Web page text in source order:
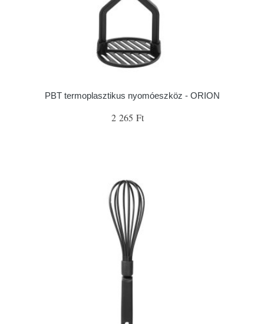
PBT termoplasztikus nyomóeszköz - ORION
2 265 Ft